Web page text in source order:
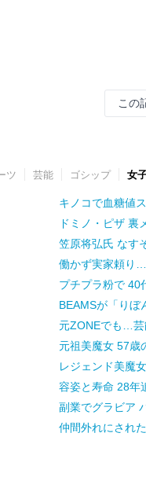
この
ツ 芸能 ゴシップ 女
キノコで血糖値
ドミノ・ピザ 裏
笠原将弘氏 なす
働かず実家頼り
プチプラ粉で 40
BEAMSが「りぼ
元ZONEでも…芸
元祖美魔女 57歳
レジェンド美魔
容姿と寿命 28年
副業でグラビア
仲間外れにされ